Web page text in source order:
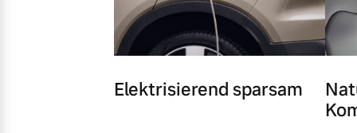
Elektrisierend sparsam